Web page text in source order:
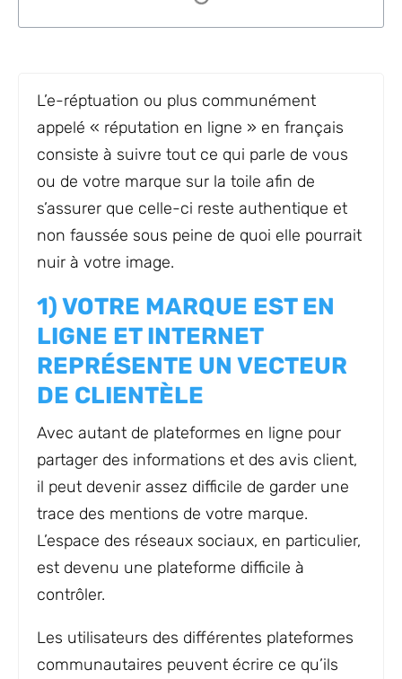
L’e-réptuation ou plus communément
appelé « réputation en ligne » en français
consiste à suivre tout ce qui parle de vous
ou de votre marque sur la toile afin de
s’assurer que celle-ci reste authentique et
non faussée sous peine de quoi elle pourrait
nuir à votre image.
1) VOTRE MARQUE EST EN
LIGNE ET INTERNET
REPRÉSENTE UN VECTEUR
DE CLIENTÈLE
Avec autant de plateformes en ligne pour
partager des informations et des avis client,
il peut devenir assez difficile de garder une
trace des mentions de votre marque.
L’espace des réseaux sociaux, en particulier,
est devenu une plateforme difficile à
contrôler.
Les utilisateurs des différentes plateformes
communautaires peuvent écrire ce qu’ils